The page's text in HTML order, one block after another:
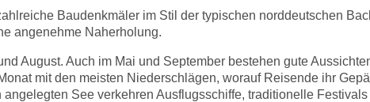
Baudenkmäler im Stil der typischen norddeutschen
angenehme Naherholung.
August. Auch im Mai und September bestehen gute
mit den meisten Niederschlägen, worauf Reisende ihr
See verkehren Ausflugsschiffe, traditionelle